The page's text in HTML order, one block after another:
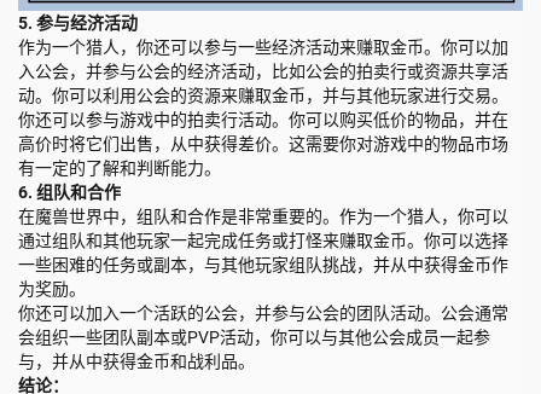
5. 参与经济活动
作为一个猎人，你还可以参与一些经济活动来赚取金币。你可以加
入公会，并参与公会的经济活动，比如公会的拍卖行或资源共享活
动。你可以利用公会的资源来赚取金币，并与其他玩家进行交易。
你还可以参与游戏中的拍卖行活动。你可以购买低价的物品，并在
高价时将它们出售，从中获得差价。这需要你对游戏中的物品市场
有一定的了解和判断能力。
6. 组队和合作
在魔兽世界中，组队和合作是非常重要的。作为一个猎人，你可以
通过组队和其他玩家一起完成任务或打怪来赚取金币。你可以选择
一些困难的任务或副本，与其他玩家组队挑战，并从中获得金币作
为奖励。
你还可以加入一个活跃的公会，并参与公会的团队活动。公会通常
会组织一些团队副本或PVP活动，你可以与其他公会成员一起参
与，并从中获得金币和战利品。
结论：